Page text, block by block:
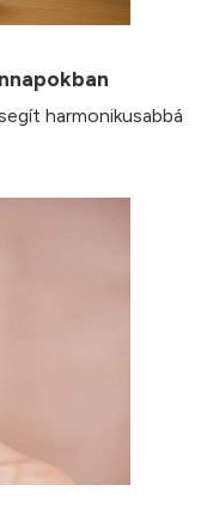
harmonikusabbá